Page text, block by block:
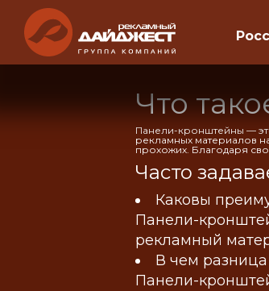
Что
Панели-кронштейны —
рекламных материалов
прохожих. Благодаря
Часто
Каковы
Панели-
рекламный
В чем
Панели-